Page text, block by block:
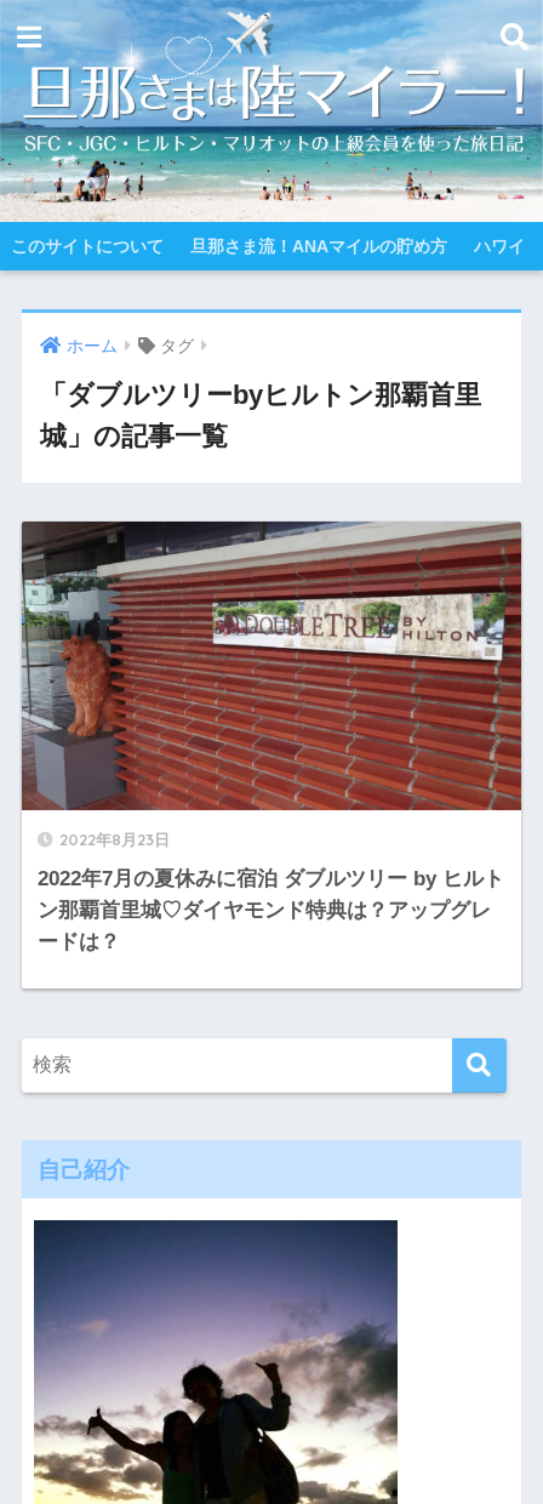
このサイトについて 旦那さま流！ANAマイルの貯め方 ハワイ
ホーム タグ
「ダブルツリーbyヒルトン那覇首里
城」の記事一覧
2022年8月23日
2022年7月の夏休みに宿泊 ダブルツリー by ヒルト
ン那覇首里城♡ダイヤモンド特典は？アップグレ
ードは？
自己紹介